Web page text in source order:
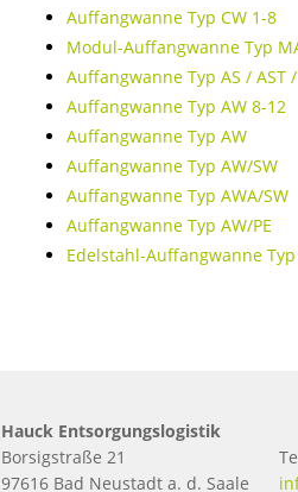
Auffangwanne Typ CW 1-8
Modul-Auffangwanne Typ
Auffangwanne Typ AS / AST
Auffangwanne Typ AW 8-12
Auffangwanne Typ AW
Auffangwanne Typ AW/SW
Auffangwanne Typ AWA/SW
Auffangwanne Typ AW/PE
Edelstahl-Auffangwanne Typ
Hauck Entsorgungslogistik
Borsigstraße 21
97616 Bad Neustadt a. d. Saale